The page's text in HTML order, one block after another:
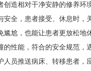
创造相对干净安静的修养环境
安全，患者接受、休息时，
尴尬，也能让患者更放松地
的性能，符合的安全规范，
人员推送病床、转移患者，